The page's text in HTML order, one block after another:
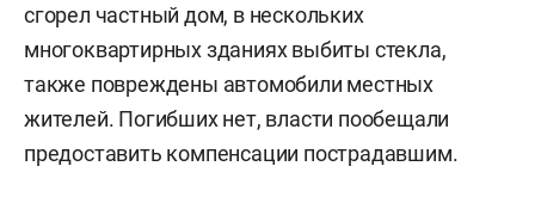
сгорел частный дом, в нескольких
многоквартирных зданиях выбиты стекла,
также повреждены автомобили местных
жителей. Погибших нет, власти пообещали
предоставить компенсации пострадавшим.